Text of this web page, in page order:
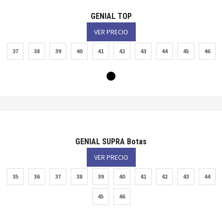
GENIAL TOP
VER PRECIO
37 38 39 40 41 42 43 44 45 46
GENIAL SUPRA Botas
VER PRECIO
35 36 37 38 39 40 41 42 43 44
45 46